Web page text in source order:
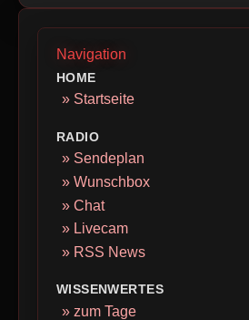
Navigation
HOME
» Startseite
RADIO
» Sendeplan
» Wunschbox
» Chat
» Livecam
» RSS News
WISSENWERTES
» zum Tage